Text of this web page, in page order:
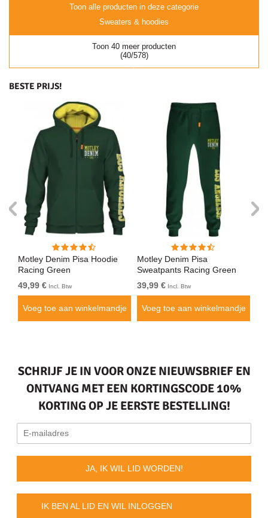
Toon alle producten in deze categorie
Sweaters & hoodies
(40/578)
Toon 40 meer producten
BESTE PRIJS!
Motley Denim Pisa Hoodie
Racing Green
49,99 € Incl. Btw
Voeg toe aan winkelmandje
Motley Denim Pisa
Sweatpants Racing Green
39,99 € Incl. Btw
Voeg toe aan winkelmandje
SCHRIJF JE IN VOOR ONZE NIEUWSBRIEF EN
ONTVANG MET EEN KORTINGSCODE 10%
KORTING OP JE EERSTE BESTELLING!
JA, IK WIL LID WORDEN!
IK BEN AL LID EN WIL INLOGGEN